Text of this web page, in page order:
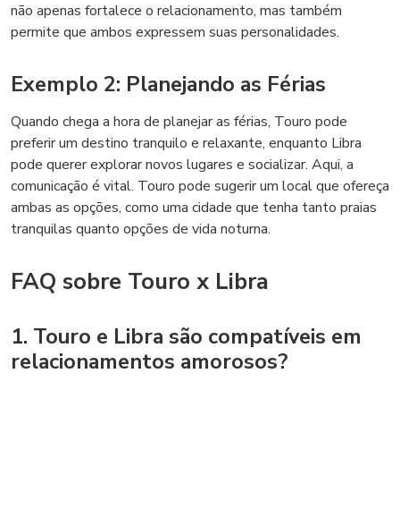
não apenas fortalece o relacionamento, mas também
permite que ambos expressem suas personalidades.
Exemplo 2: Planejando as Férias
Quando chega a hora de planejar as férias, Touro pode
preferir um destino tranquilo e relaxante, enquanto Libra
pode querer explorar novos lugares e socializar. Aqui, a
comunicação é vital. Touro pode sugerir um local que ofereça
ambas as opções, como uma cidade que tenha tanto praias
tranquilas quanto opções de vida noturna.
FAQ sobre Touro x Libra
1. Touro e Libra são compatíveis em
relacionamentos amorosos?